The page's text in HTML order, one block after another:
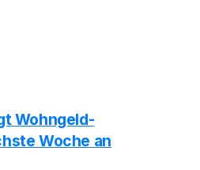
Wohngeld-
Woche an